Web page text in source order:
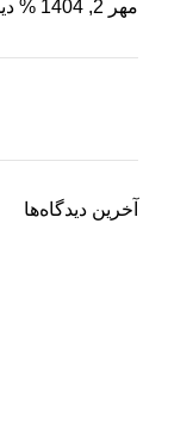
مهر 2, 1404 %
ریشه
آخرین دیدگاه‌ها